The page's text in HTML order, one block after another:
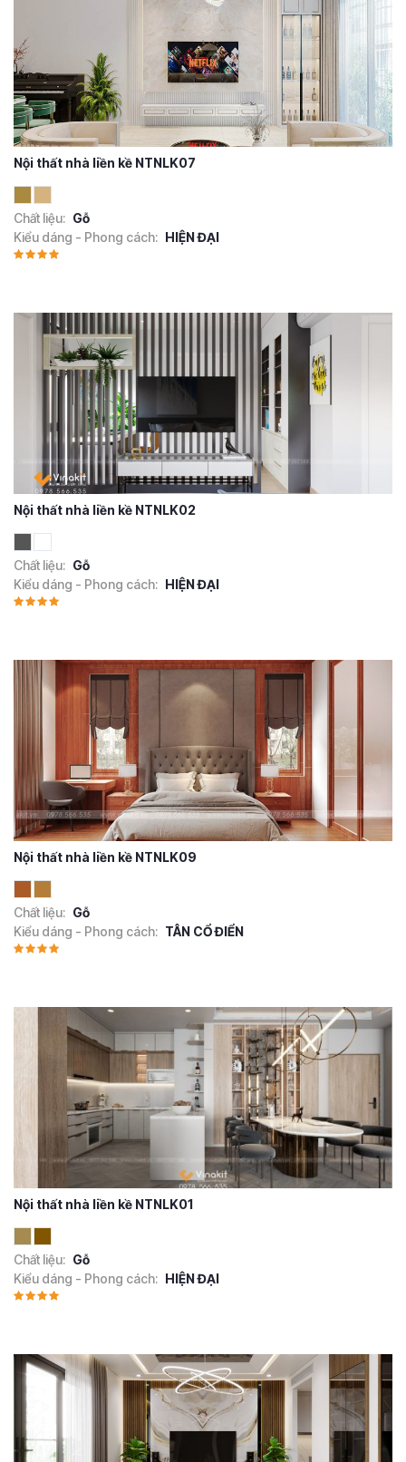
Nội thất nhà liền kề NTNLK07
Chất liệu: Gỗ
Kiểu dáng - Phong cách: HIỆN ĐẠI
Nội thất nhà liền kề NTNLK02
Chất liệu: Gỗ
Kiểu dáng - Phong cách: HIỆN ĐẠI
Nội thất nhà liền kề NTNLK09
Chất liệu: Gỗ
Kiểu dáng - Phong cách: TÂN CỔ ĐIỂN
Nội thất nhà liền kề NTNLK01
Chất liệu: Gỗ
Kiểu dáng - Phong cách: HIỆN ĐẠI